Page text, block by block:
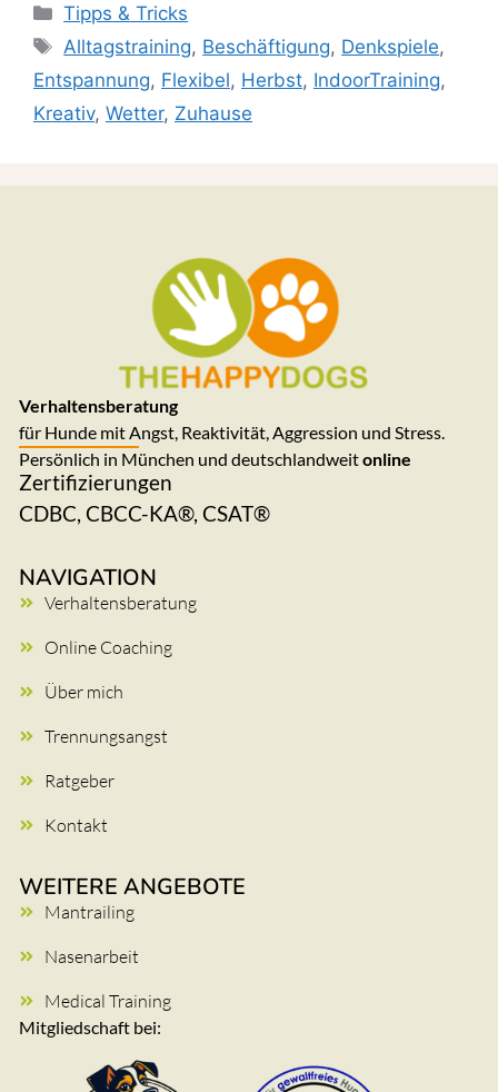
Tipps & Tricks
Alltagstraining, Beschäftigung, Denkspiele,
Entspannung, Flexibel, Herbst, IndoorTraining,
Kreativ, Wetter, Zuhause
Verhaltensberatung
für Hunde mit Angst, Reaktivität, Aggression und Stress.
Persönlich in München und deutschlandweitonline
Zertifizierungen
CDBC, CBCC-KA®, CSAT®
NAVIGATION
Verhaltensberatung
Online Coaching
Über mich
Trennungsangst
Ratgeber
Kontakt
WEITERE ANGEBOTE
Mantrailing
Nasenarbeit
Medical Training
Mitgliedschaft bei: